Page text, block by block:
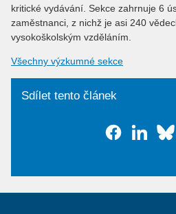
kritické vydávání. Sekce zahrnuje 6
zaměstnanci, z nichž je asi 240
vysokoškolským vzděláním.
Všechny výzkumné sekce
Sdílet tento článek